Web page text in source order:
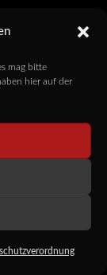
mag bitte
hier auf der